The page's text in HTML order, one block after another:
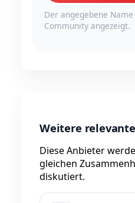
Der angegebene
Community angezeigt.
Weitere
Diese Anbieter
gleichen
diskutiert.